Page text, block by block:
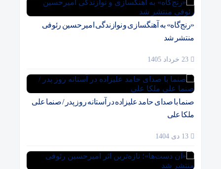
«رنج‌گاه» به آهنگسازی و نوازندگی امیرحسین رئوفی
منتشر شد
صنما با صدای حامد علیزاده در آستانه روز پدر / صنما علی
ملکا علی